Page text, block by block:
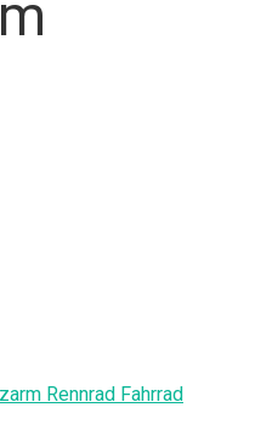
Rennrad Fahrrad